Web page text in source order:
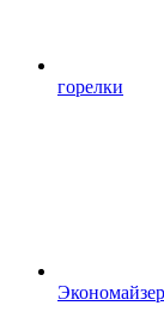
горелки